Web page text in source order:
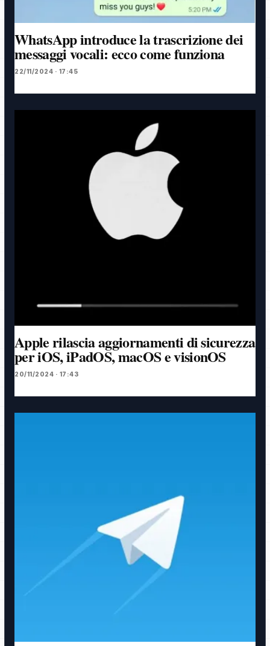
WhatsApp introduce la trascrizione dei
messaggi vocali: ecco come funziona
22/11/2024 · 17:45
Apple rilascia aggiornamenti di sicurezza
per iOS, iPadOS, macOS e visionOS
20/11/2024 · 17:43